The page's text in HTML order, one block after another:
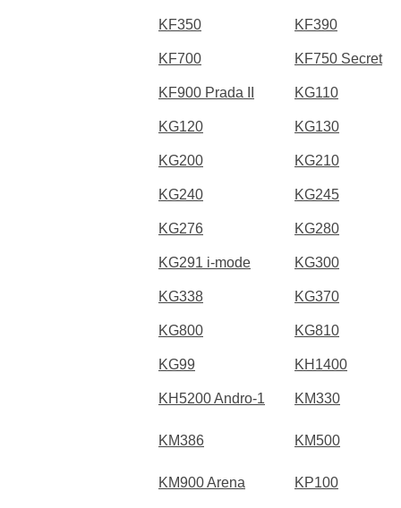
KF350 KF390
KF700 KF750 Secret
KF900 Prada II KG110
KG120 KG130
KG200 KG210
KG240 KG245
KG276 KG280
KG291 i-mode KG300
KG338 KG370
KG800 KG810
KG99 KH1400
KH5200 Andro-1 KM330
KM386 KM500
KM900 Arena KP100